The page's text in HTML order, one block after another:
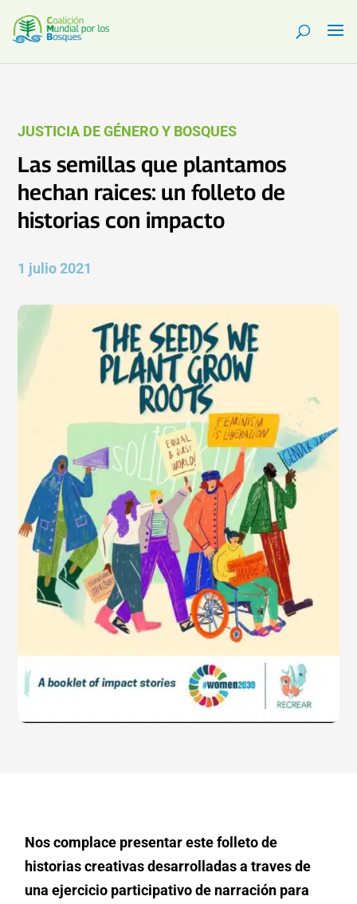
JUSTICIA DE GÉNERO Y BOSQUES
Las semillas que plantamos
hechan raices: un folleto de
historias con impacto
1 julio 2021
Nos complace presentar este folleto de
historias creativas desarrolladas a traves de
una ejercicio participativo de narración para